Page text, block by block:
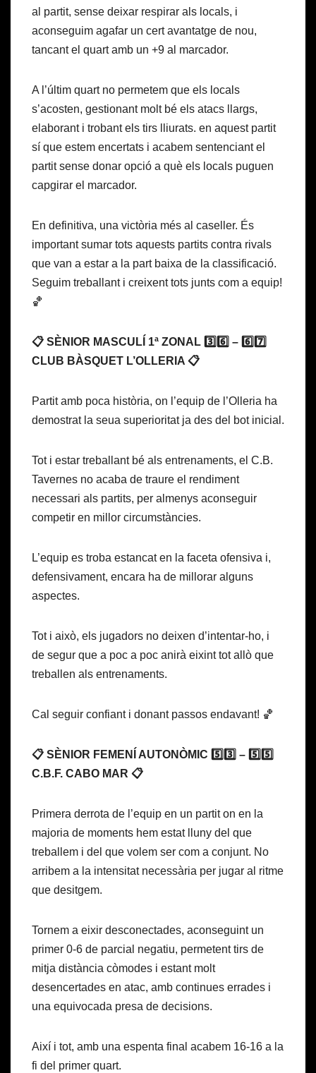
al partit, sense deixar respirar als locals, i
aconseguim agafar un cert avantatge de nou,
tancant el quart amb un +9 al marcador.
A l’últim quart no permetem que els locals
s’acosten, gestionant molt bé els atacs llargs,
elaborant i trobant els tirs lliurats. en aquest partit
sí que estem encertats i acabem sentenciant el
partit sense donar opció a què els locals puguen
capgirar el marcador.
En definitiva, una victòria més al caseller. És
important sumar tots aquests partits contra rivals
que van a estar a la part baixa de la classificació.
Seguim treballant i creixent tots junts com a equip!
🏀
📋 SÈNIOR MASCULÍ 1ª ZONAL 3️⃣6️⃣ – 6️⃣7️⃣
CLUB BÀSQUET L’OLLERIA 📋
Partit amb poca història, on l’equip de l’Olleria ha
demostrat la seua superioritat ja des del bot inicial.
Tot i estar treballant bé als entrenaments, el C.B.
Tavernes no acaba de traure el rendiment
necessari als partits, per almenys aconseguir
competir en millor circumstàncies.
L’equip es troba estancat en la faceta ofensiva i,
defensivament, encara ha de millorar alguns
aspectes.
Tot i això, els jugadors no deixen d’intentar-ho, i
de segur que a poc a poc anirà eixint tot allò que
treballen als entrenaments.
Cal seguir confiant i donant passos endavant! 🏀
📋 SÈNIOR FEMENÍ AUTONÒMIC 5️⃣3️⃣ – 5️⃣5️⃣
C.B.F. CABO MAR 📋
Primera derrota de l’equip en un partit on en la
majoria de moments hem estat lluny del que
treballem i del que volem ser com a conjunt. No
arribem a la intensitat necessària per jugar al ritme
que desitgem.
Tornem a eixir desconectades, aconseguint un
primer 0-6 de parcial negatiu, permetent tirs de
mitja distància còmodes i estant molt
desencertades en atac, amb continues errades i
una equivocada presa de decisions.
Així i tot, amb una espenta final acabem 16-16 a la
fi del primer quart.